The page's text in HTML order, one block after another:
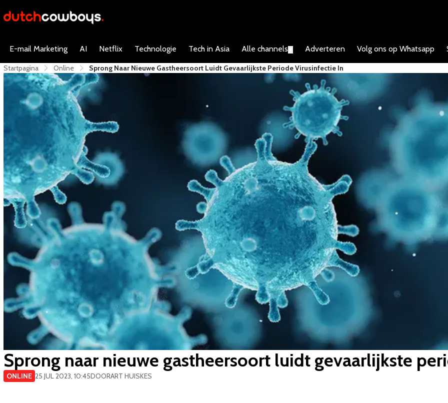
E-mail Marketing AI Netflix Technologie Tech in Asia Alle channels Adverteren Volg ons op Whatsapp
Startpagina Online ​Sprong Naar Nieuwe Gastheersoort Luidt Gevaarlijkste Periode Virusinfectie In
​Sprong naar nieuwe gastheersoort luidt gevaarlijkste
ONLINE 25 JUL 2023, 10:45DOORART HUISKES